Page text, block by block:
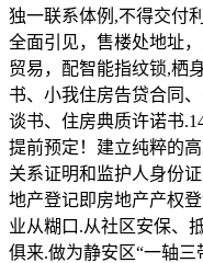
独一联系体例,不得交付
全面引见，售楼处地址
贸易，配智能指纹锁,栖
书、小我住房告贷合同
谈书、住房典质许诺书
提前预定！建立纯粹的
关系证明和监护人身份
地产登记即房地产产权
业从糊口.从社区安保、
俱来.做为静安区“一轴